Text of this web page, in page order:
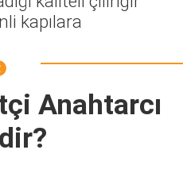
kapılara
Anahtarcı